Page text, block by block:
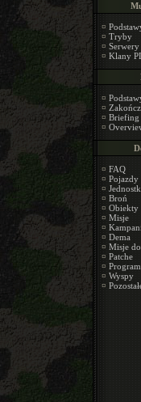
¤
¤ Tryby
¤ Serwery
¤ Klany
¤
¤
¤ Briefing
¤
¤ FAQ
¤ Pojazdy
¤
¤ Broń
¤ Obiekty
¤ Misje
¤
¤ Dema
¤ Misje
¤ Patche
¤
¤ Wyspy
¤